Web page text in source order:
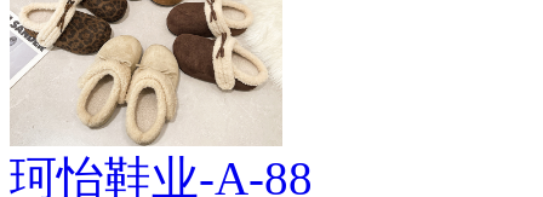
珂怡鞋业-A-88